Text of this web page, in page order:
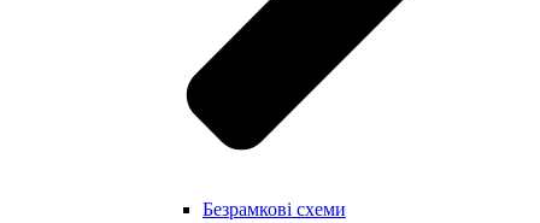
Безрамкові схеми